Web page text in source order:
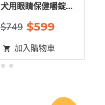
犬用眼睛保健嚼錠
$599
$749
加入購物車